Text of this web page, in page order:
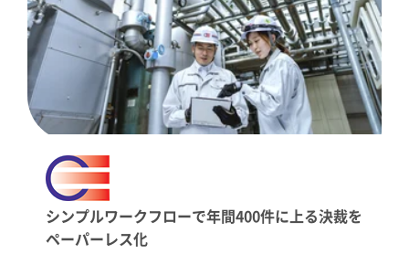
シンプルワークフローで年間400件に上る決裁を
ペーパーレス化